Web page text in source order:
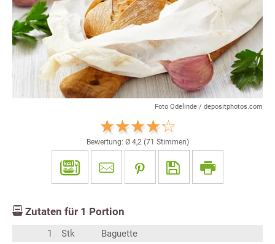
Foto Odelinde / depositphotos.com
Bewertung: Ø 4,2(71 Stimmen)
Zutaten für 1 Portion
1 Stk
Baguette